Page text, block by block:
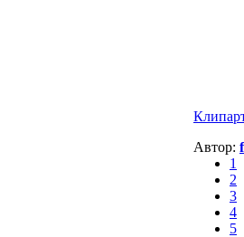
Автор:
1
2
3
4
5